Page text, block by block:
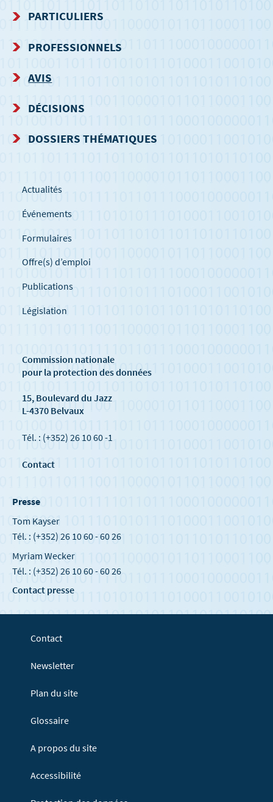
MENU
DE
NAVIGATION
PARTICULIERS
PROFESSIONNELS
AVIS
DÉCISIONS
DOSSIERS THÉMATIQUES
Actualités
Événements
Formulaires
Offre(s) d’emploi
Publications
Législation
Commission nationale
pour la protection des données
15, Boulevard du Jazz
L-4370 Belvaux
Tél. : (+352) 26 10 60 -1
Contact
Presse
Tom Kayser
Tél. : (+352) 26 10 60 - 60 26
Myriam Wecker
Tél. : (+352) 26 10 60 - 60 26
Contact presse
Contact
Newsletter
Plan du site
Glossaire
A propos du site
Accessibilité